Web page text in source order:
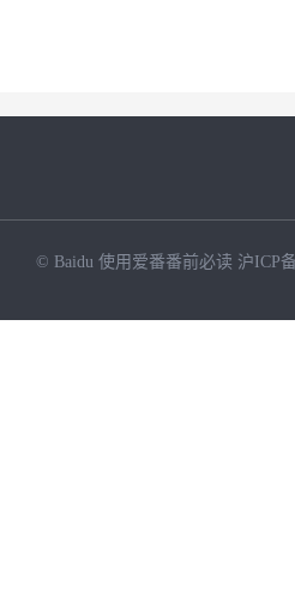
© Baidu 使用爱番番前必读 沪ICP